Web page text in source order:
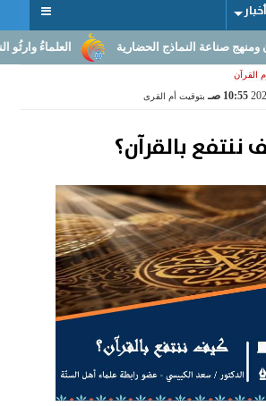
أخبار
العلماءُ وارثُو النماذج الحضارية
القرآن
10:55 صـ بتوقيت أم القرى
ننتفع بالقرآن؟